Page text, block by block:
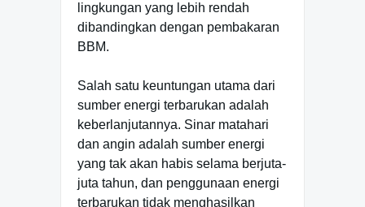
lingkungan yang lebih rendah
dibandingkan dengan pembakaran
BBM.
Salah satu keuntungan utama dari
sumber energi terbarukan adalah
keberlanjutannya. Sinar matahari
dan angin adalah sumber energi
yang tak akan habis selama berjuta-
juta tahun, dan penggunaan energi
terbarukan tidak menghasilkan